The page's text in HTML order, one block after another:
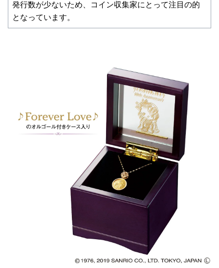
発行数が少ないため、コイン収集家にとって注目の的
となっています。